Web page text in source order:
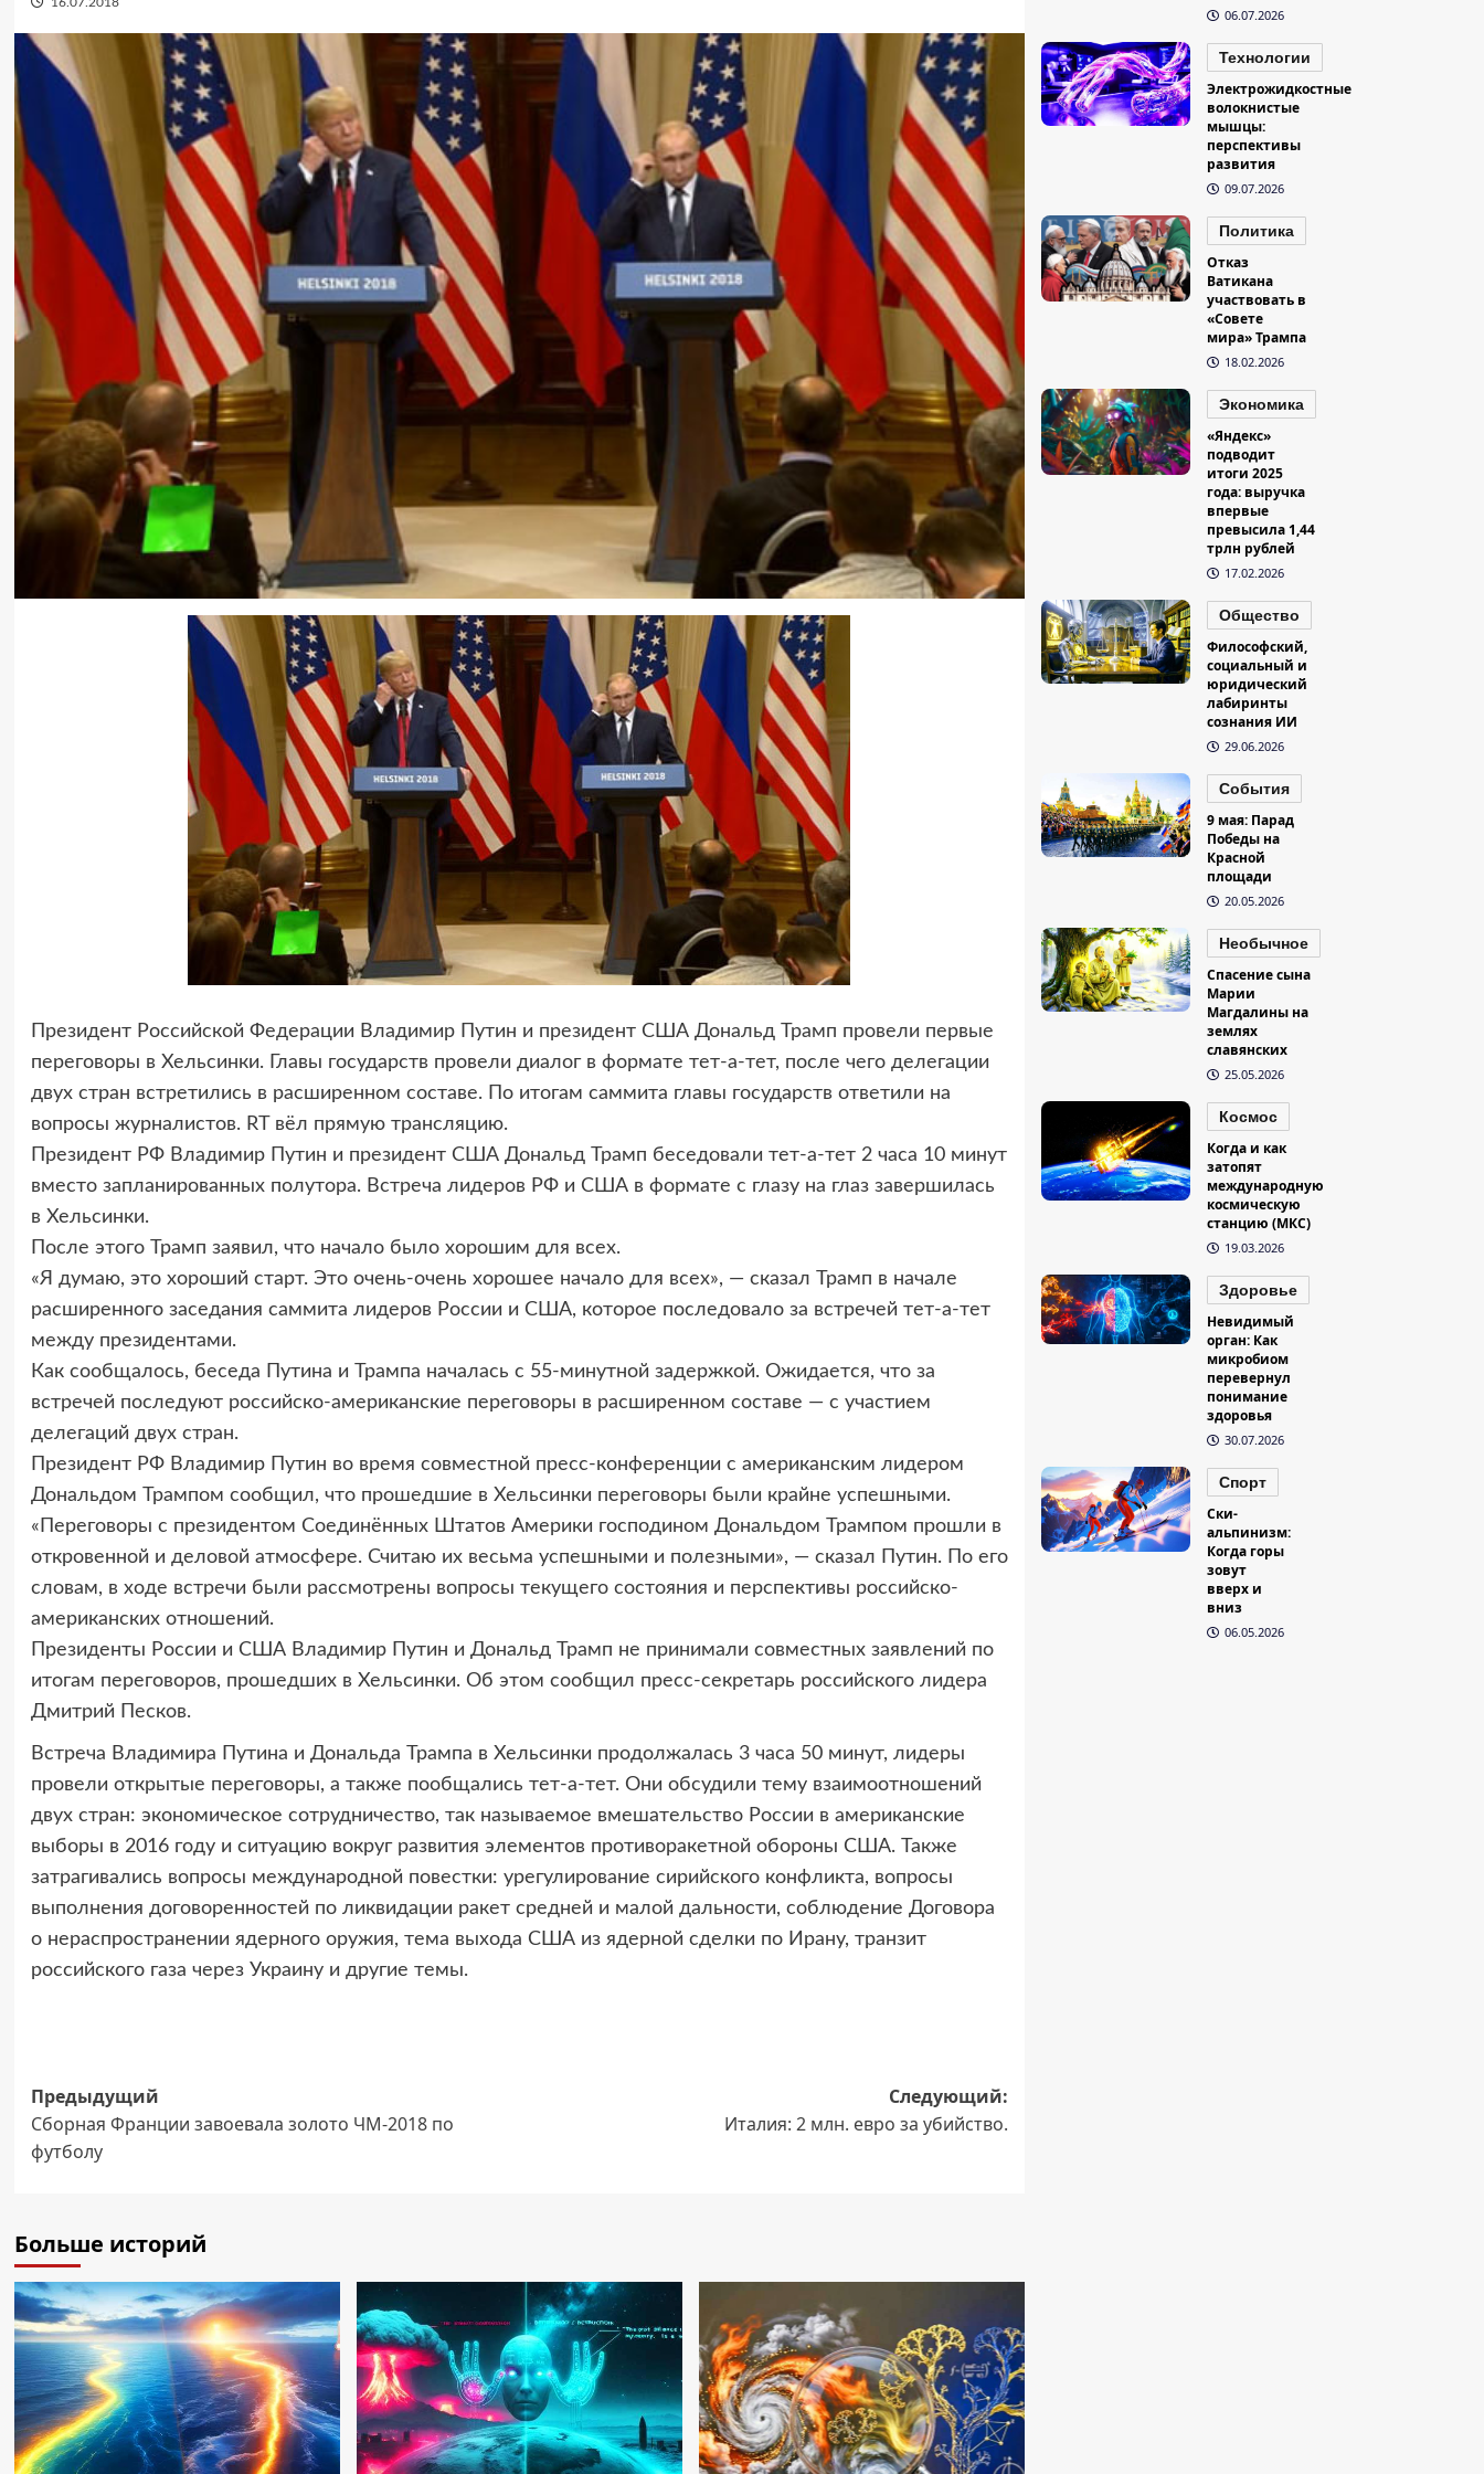
16.07.2018
Президент Российской Федерации Владимир Путин и президент США Дональд Трамп провели первые
переговоры в Хельсинки. Главы государств провели диалог в формате тет-а-тет, после чего делегации
двух стран встретились в расширенном составе. По итогам саммита главы государств ответили на
вопросы журналистов. RT вёл прямую трансляцию.
Президент РФ Владимир Путин и президент США Дональд Трамп беседовали тет-а-тет 2 часа 10 минут
вместо запланированных полутора. Встреча лидеров РФ и США в формате с глазу на глаз завершилась
в Хельсинки.
После этого Трамп заявил, что начало было хорошим для всех.
«Я думаю, это хороший старт. Это очень-очень хорошее начало для всех», — сказал Трамп в начале
расширенного заседания саммита лидеров России и США, которое последовало за встречей тет-а-тет
между президентами.
Как сообщалось, беседа Путина и Трампа началась с 55-минутной задержкой. Ожидается, что за
встречей последуют российско-американские переговоры в расширенном составе — с участием
делегаций двух стран.
Президент РФ Владимир Путин во время совместной пресс-конференции с американским лидером
Дональдом Трампом сообщил, что прошедшие в Хельсинки переговоры были крайне успешными.
«Переговоры с президентом Соединённых Штатов Америки господином Дональдом Трампом прошли в
откровенной и деловой атмосфере. Считаю их весьма успешными и полезными», — сказал Путин. По его
словам, в ходе встречи были рассмотрены вопросы текущего состояния и перспективы российско-
американских отношений.
Президенты России и США Владимир Путин и Дональд Трамп не принимали совместных заявлений по
итогам переговоров, прошедших в Хельсинки. Об этом сообщил пресс-секретарь российского лидера
Дмитрий Песков.
Встреча Владимира Путина и Дональда Трампа в Хельсинки продолжалась 3 часа 50 минут, лидеры
провели открытые переговоры, а также пообщались тет-а-тет. Они обсудили тему взаимоотношений
двух стран: экономическое сотрудничество, так называемое вмешательство России в американские
выборы в 2016 году и ситуацию вокруг развития элементов противоракетной обороны США. Также
затрагивались вопросы международной повестки: урегулирование сирийского конфликта, вопросы
выполнения договоренностей по ликвидации ракет средней и малой дальности, соблюдение Договора
о нераспространении ядерного оружия, тема выхода США из ядерной сделки по Ирану, транзит
российского газа через Украину и другие темы.
Навигация
записи
Предыдущий
Сборная Франции завоевала золото ЧМ-2018 по
футболу
Следующий:
Италия: 2 млн. евро за убийство.
Больше историй
06.07.2026
Технологии
Электрожидкостные
волокнистые
мышцы:
перспективы
развития
09.07.2026
Политика
Отказ
Ватикана
участвовать в
«Совете
мира» Трампа
18.02.2026
Экономика
«Яндекс»
подводит
итоги 2025
года: выручка
впервые
превысила 1,44
трлн рублей
17.02.2026
Общество
Философский,
социальный и
юридический
лабиринты
сознания ИИ
29.06.2026
События
9 мая: Парад
Победы на
Красной
площади
20.05.2026
Необычное
Спасение сына
Марии
Магдалины на
землях
славянских
25.05.2026
Космос
Когда и как
затопят
международную
космическую
станцию (МКС)
19.03.2026
Здоровье
Невидимый
орган: Как
микробиом
перевернул
понимание
здоровья
30.07.2026
Спорт
Ски-
альпинизм:
Когда горы
зовут
вверх и
вниз
06.05.2026